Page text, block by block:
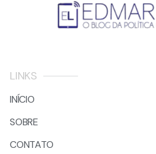
LINKS
INÍCIO
SOBRE
CONTATO